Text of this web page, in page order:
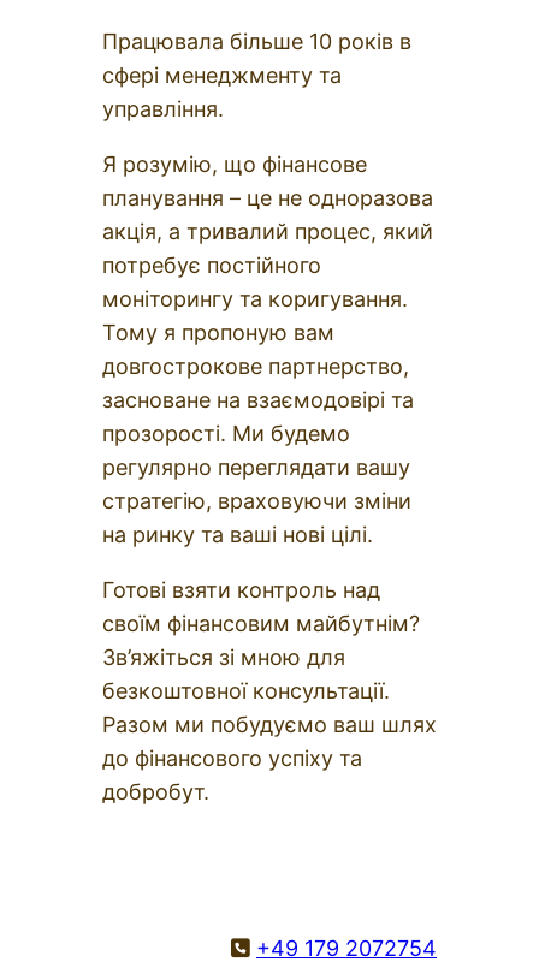
Працювала більше 10 років в
сфері менеджменту та
управління.
Я розумію, що фінансове
планування – це не одноразова
акція, а тривалий процес, який
потребує постійного
моніторингу та коригування.
Тому я пропоную вам
довгострокове партнерство,
засноване на взаємодовірі та
прозорості. Ми будемо
регулярно переглядати вашу
стратегію, враховуючи зміни
на ринку та ваші нові цілі.
Готові взяти контроль над
своїм фінансовим майбутнім?
Зв’яжіться зі мною для
безкоштовної консультації.
Разом ми побудуємо ваш шлях
до фінансового успіху та
добробут.
+49 179 2072754